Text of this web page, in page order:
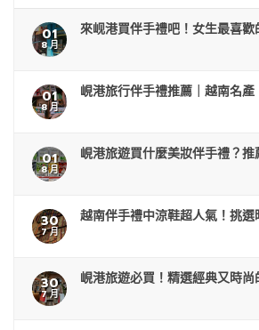
01
8 月
來岘港買伴手禮吧！女生最喜
01
8 月
峴港旅行伴手禮推薦｜越南名產
01
8 月
峴港旅遊買什麼美妝伴手禮？
30
7 月
越南伴手禮中涼鞋超人氣！挑選
30
7 月
峴港旅遊必買！精選經典又時